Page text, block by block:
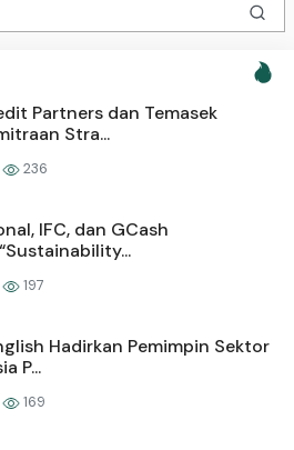
Partners dan Temasek
Stra...
236
IFC, dan GCash
197
Hadirkan Pemimpin Sektor
P...
169